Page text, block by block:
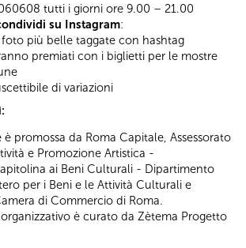
tutti i giorni ore 9.00 – 21.00
su Instagram:
più belle taggate con hashtag
premiati con i biglietti per le mostre
di variazioni
promossa da Roma Capitale, Assessorato
e Promozione Artistica -
ai Beni Culturali - Dipartimento
per i Beni e le Attività Culturali e
di Commercio di Roma.
è curato da Zètema Progetto